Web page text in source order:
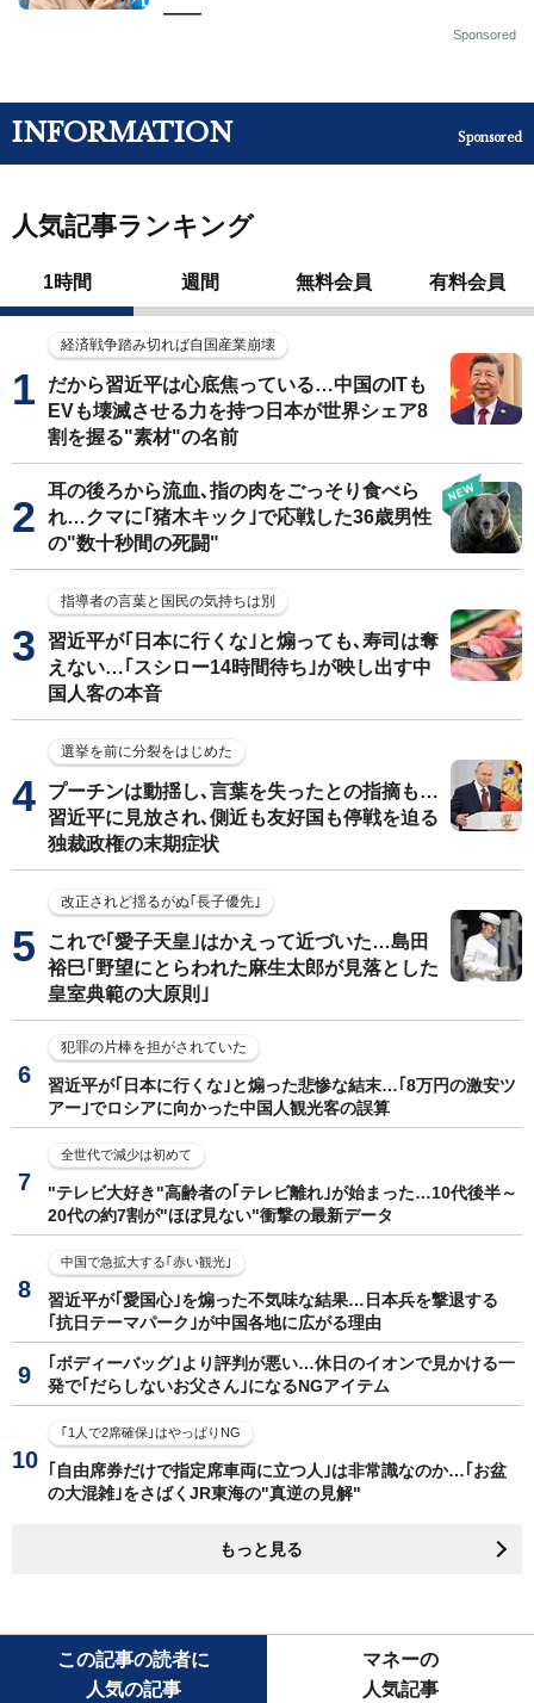
——
Sponsored
INFORMATION Sponsored
人気記事ランキング
1時間 週間 無料会員 有料会員
経済戦争踏み切れば自国産業崩壊
だから習近平は心底焦っている…中国のITも
EVも壊滅させる力を持つ日本が世界シェア8
割を握る"素材"の名前
耳の後ろから流血､指の肉をごっそり食べら
れ…クマに｢猪木キック｣で応戦した36歳男性
の"数十秒間の死闘"
指導者の言葉と国民の気持ちは別
習近平が｢日本に行くな｣と煽っても､寿司は奪
えない…｢スシロー14時間待ち｣が映し出す中
国人客の本音
選挙を前に分裂をはじめた
プーチンは動揺し､言葉を失ったとの指摘も…
習近平に見放され､側近も友好国も停戦を迫る
独裁政権の末期症状
改正されど揺るがぬ｢長子優先｣
これで｢愛子天皇｣はかえって近づいた…島田
裕巳｢野望にとらわれた麻生太郎が見落とした
皇室典範の大原則｣
犯罪の片棒を担がされていた
習近平が｢日本に行くな｣と煽った悲惨な結末…｢8万円の激安ツ
アー｣でロシアに向かった中国人観光客の誤算
全世代で減少は初めて
"テレビ大好き"高齢者の｢テレビ離れ｣が始まった…10代後半～
20代の約7割が"ほぼ見ない"衝撃の最新データ
中国で急拡大する｢赤い観光｣
習近平が｢愛国心｣を煽った不気味な結果…日本兵を撃退する
｢抗日テーマパーク｣が中国各地に広がる理由
｢ボディーバッグ｣より評判が悪い…休日のイオンで見かける一
発で｢だらしないお父さん｣になるNGアイテム
｢1人で2席確保｣はやっぱりNG
｢自由席券だけで指定席車両に立つ人｣は非常識なのか…｢お盆
の大混雑｣をさばくJR東海の"真逆の見解"
もっと見る
この記事の読者に
人気の記事
マネーの
人気記事